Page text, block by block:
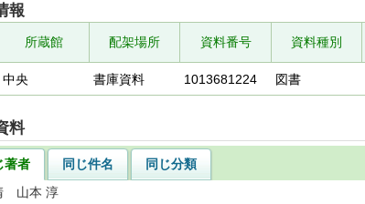
報
所蔵館 配架場所 資料番号 資料種別
中央 書庫資料 1013681224 図書
料
著者 同じ件名
同じ分類
山本 淳